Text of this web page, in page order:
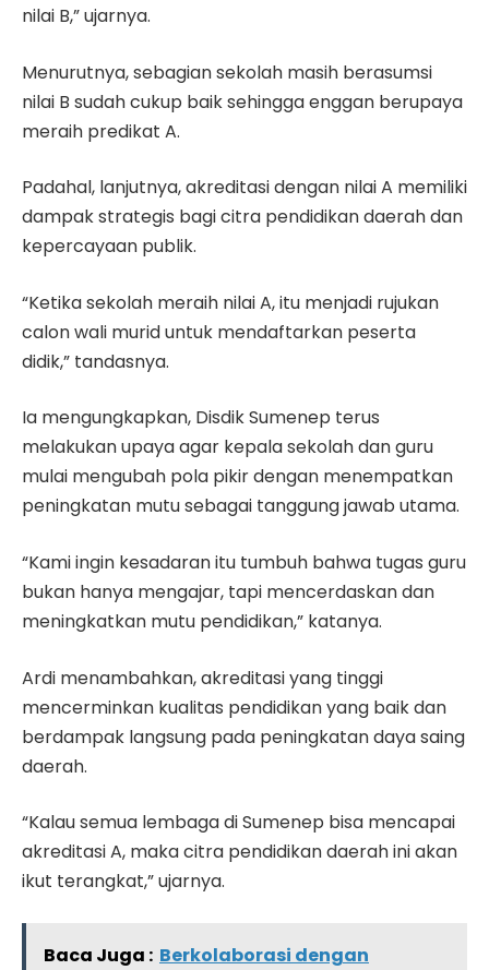
nilai B,” ujarnya.
Menurutnya, sebagian sekolah masih berasumsi
nilai B sudah cukup baik sehingga enggan berupaya
meraih predikat A.
Padahal, lanjutnya, akreditasi dengan nilai A memiliki
dampak strategis bagi citra pendidikan daerah dan
kepercayaan publik.
“Ketika sekolah meraih nilai A, itu menjadi rujukan
calon wali murid untuk mendaftarkan peserta
didik,” tandasnya.
Ia mengungkapkan, Disdik Sumenep terus
melakukan upaya agar kepala sekolah dan guru
mulai mengubah pola pikir dengan menempatkan
peningkatan mutu sebagai tanggung jawab utama.
“Kami ingin kesadaran itu tumbuh bahwa tugas guru
bukan hanya mengajar, tapi mencerdaskan dan
meningkatkan mutu pendidikan,” katanya.
Ardi menambahkan, akreditasi yang tinggi
mencerminkan kualitas pendidikan yang baik dan
berdampak langsung pada peningkatan daya saing
daerah.
“Kalau semua lembaga di Sumenep bisa mencapai
akreditasi A, maka citra pendidikan daerah ini akan
ikut terangkat,” ujarnya.
Baca Juga : Berkolaborasi dengan